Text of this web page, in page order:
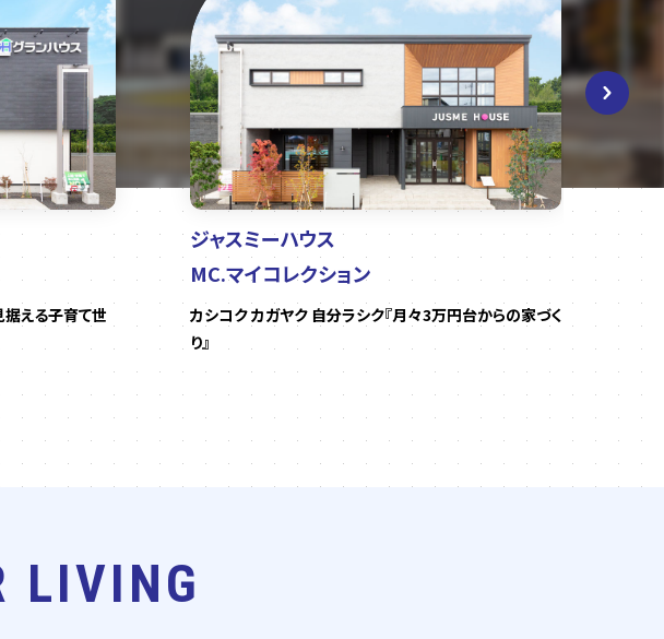
える子育て世
ジャスミーハウス
MC.マイコレクション
カシコク カガヤク 自分ラシク『月々3万円台からの家づく
り』
セ
パ
LIVING